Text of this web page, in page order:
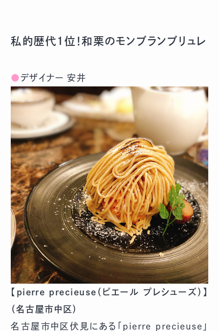
私的歴代１位！和栗のモンブランブリュレ
●デザイナー 安井
【pierre precieuse（ピエール プレシューズ）】
（名古屋市中区）
名古屋市中区伏見にある「pierre precieuse」